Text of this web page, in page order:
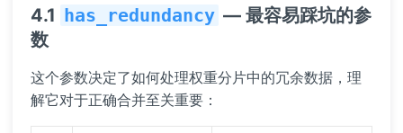
4.1 has_redundancy — 最容易踩坑的参
数
这个参数决定了如何处理权重分片中的冗余数据，理
解它对于正确合并至关重要：